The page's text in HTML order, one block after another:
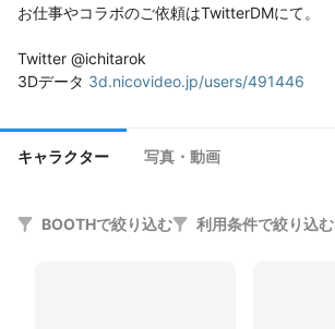
お仕事やコラボのご依頼はTwitterDMにて。
Twitter @ichitarok
3Dデータ 3d.nicovideo.jp/users/491446
キャラクター 写真・動画
BOOTHで絞り込む 利用条件で絞り込む